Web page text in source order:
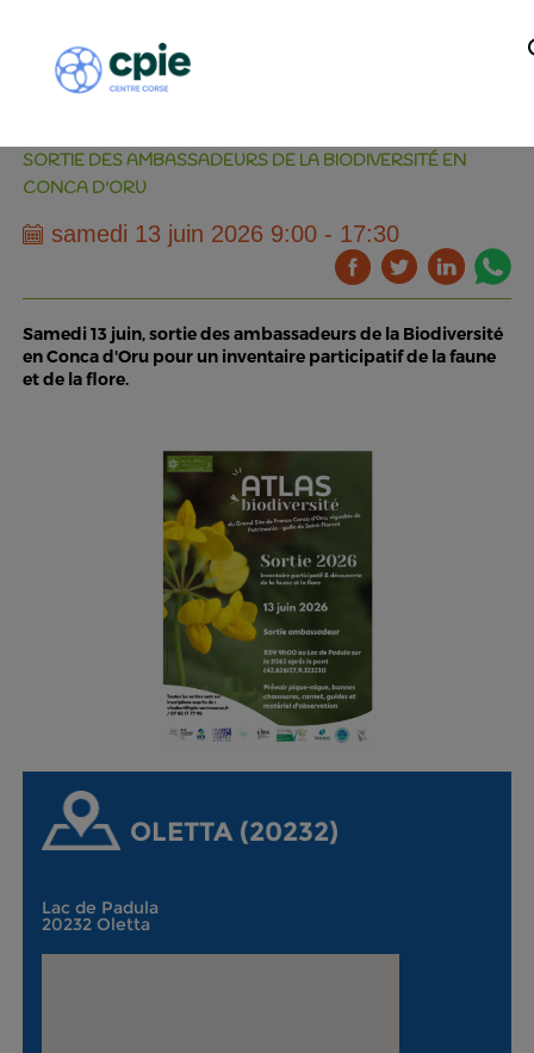
SORTIE DES AMBASSADEURS DE LA BIODIVERSITÉ EN
CONCA D'ORU
samedi 13 juin 2026 9:00 - 17:30
Samedi 13 juin, sortie des ambassadeurs de la Biodiversité
en Conca d'Oru pour un inventaire participatif de la faune
et de la flore.
OLETTA (20232)
Lac de Padula
20232 Oletta